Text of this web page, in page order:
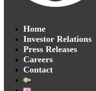
Home
Investor Relations
Press Releases
Careers
Contact